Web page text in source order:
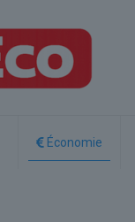
Économie